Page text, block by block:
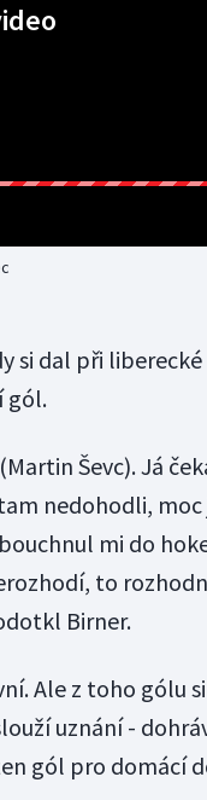
si dal při
gól.
Ševc). Já
nedohodli, moc
mi do
to
Birner.
Ale z toho gólu
uznání -
gól pro domácí